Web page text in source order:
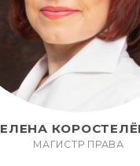
ЕЛЕНА
МАГИСТР ПРАВА